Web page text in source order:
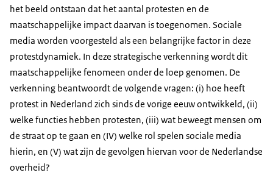
het beeld ontstaan dat het aantal protesten en de
maatschappelijke impact daarvan is toegenomen. Sociale
media worden voorgesteld als een belangrijke factor in deze
protestdynamiek. In deze strategische verkenning wordt dit
maatschappelijke fenomeen onder de loep genomen. De
verkenning beantwoordt de volgende vragen: (i) hoe heeft
protest in Nederland zich sinds de vorige eeuw ontwikkeld, (ii)
welke functies hebben protesten, (iii) wat beweegt mensen om
de straat op te gaan en (IV) welke rol spelen sociale media
hierin, en (V) wat zijn de gevolgen hiervan voor de Nederlandse
overheid?